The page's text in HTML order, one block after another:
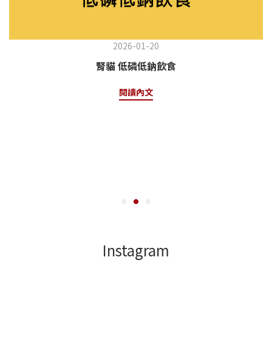
2026-01-20
腎貓 低磷低鈉飲食
閱讀內文
Instagram